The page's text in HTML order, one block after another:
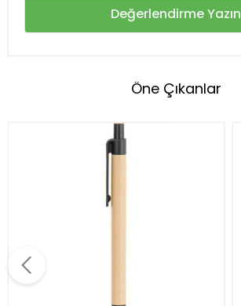
Değerlendirme Yazın
Öne Çıkanlar